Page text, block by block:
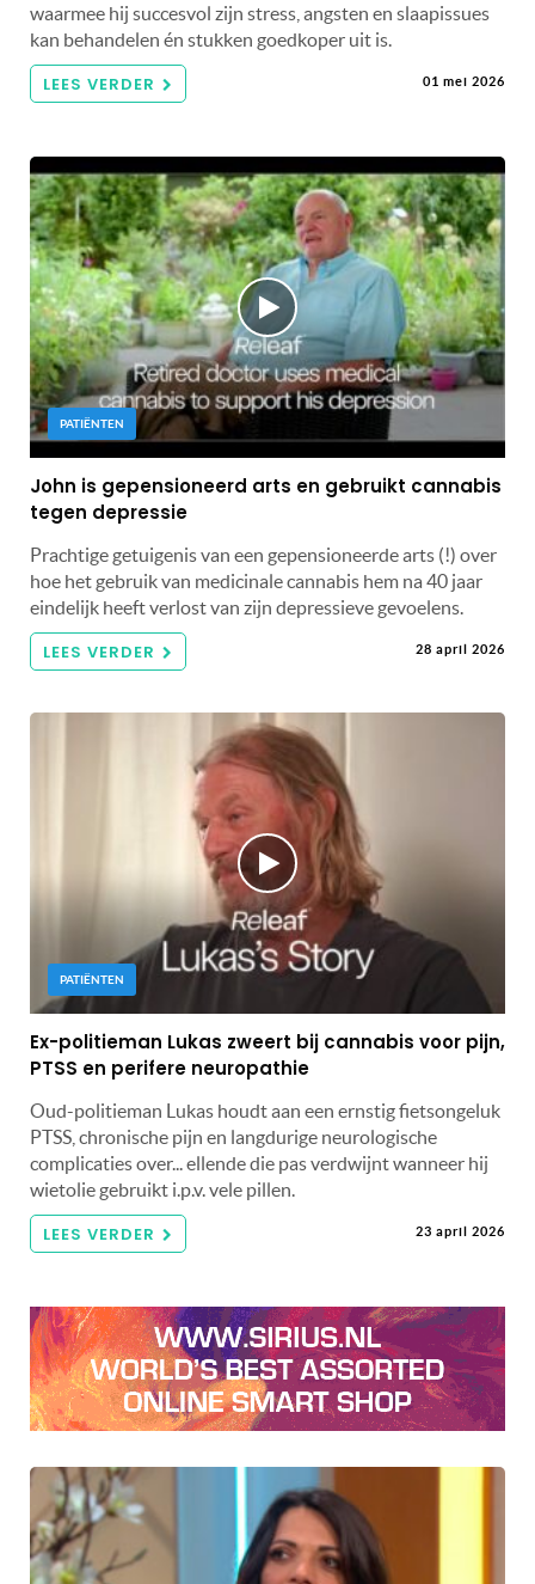
waarmee hij succesvol zijn stress, angsten en slaapissues
kan behandelen én stukken goedkoper uit is.
LEES VERDER 01 mei 2026
PATIËNTEN
John is gepensioneerd arts en gebruikt cannabis
tegen depressie
Prachtige getuigenis van een gepensioneerde arts (!) over
hoe het gebruik van medicinale cannabis hem na 40 jaar
eindelijk heeft verlost van zijn depressieve gevoelens.
LEES VERDER 28 april 2026
PATIËNTEN
Ex-politieman Lukas zweert bij cannabis voor pijn,
PTSS en perifere neuropathie
Oud-politieman Lukas houdt aan een ernstig fietsongeluk
PTSS, chronische pijn en langdurige neurologische
complicaties over... ellende die pas verdwijnt wanneer hij
wietolie gebruikt i.p.v. vele pillen.
LEES VERDER 23 april 2026